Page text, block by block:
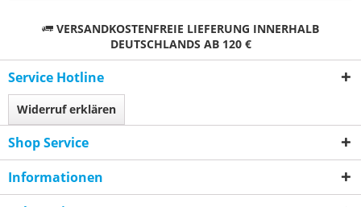
VERSANDKOSTENFREIE LIEFERUNG INNERHALB
DEUTSCHLANDS AB 120 €
Service Hotline
Widerruf erklären
Shop Service
Informationen